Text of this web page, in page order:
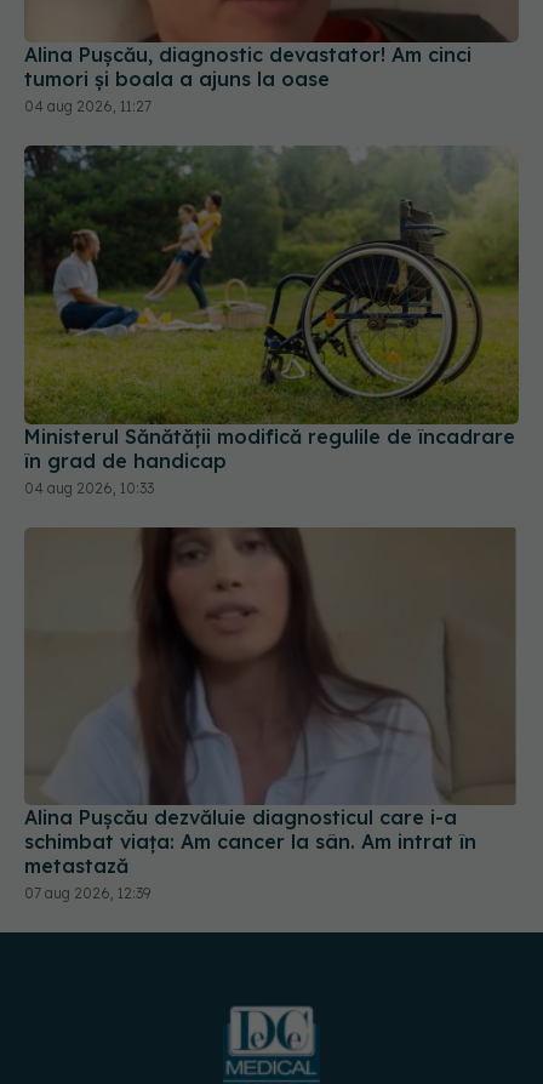
Alina Pușcău, diagnostic devastator! Am cinci
tumori și boala a ajuns la oase
04 aug 2026, 11:27
Ministerul Sănătății modifică regulile de încadrare
în grad de handicap
04 aug 2026, 10:33
Alina Pușcău dezvăluie diagnosticul care i-a
schimbat viața: Am cancer la sân. Am intrat în
metastază
07 aug 2026, 12:39